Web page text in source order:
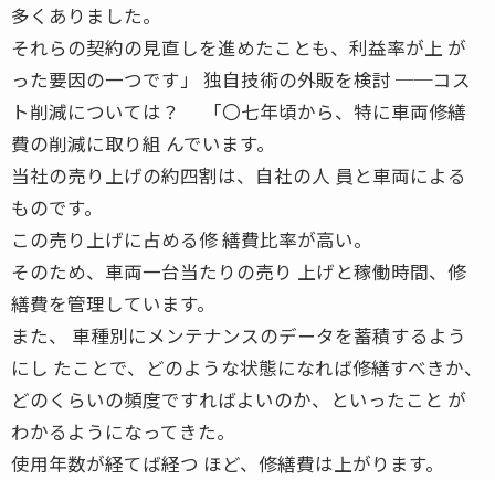
多くありました。
それらの契約の見直しを進めたことも、利益率が上 が
った要因の一つです」 独自技術の外販を検討 ──コス
ト削減については？ 「〇七年頃から、特に車両修繕
費の削減に取り組 んでいます。
当社の売り上げの約四割は、自社の人 員と車両による
ものです。
この売り上げに占める修 繕費比率が高い。
そのため、車両一台当たりの売り 上げと稼働時間、修
繕費を管理しています。
また、 車種別にメンテナンスのデータを蓄積するよう
にし たことで、どのような状態になれば修繕すべきか、
どのくらいの頻度ですればよいのか、といったこと が
わかるようになってきた。
使用年数が経てば経つ ほど、修繕費は上がります。